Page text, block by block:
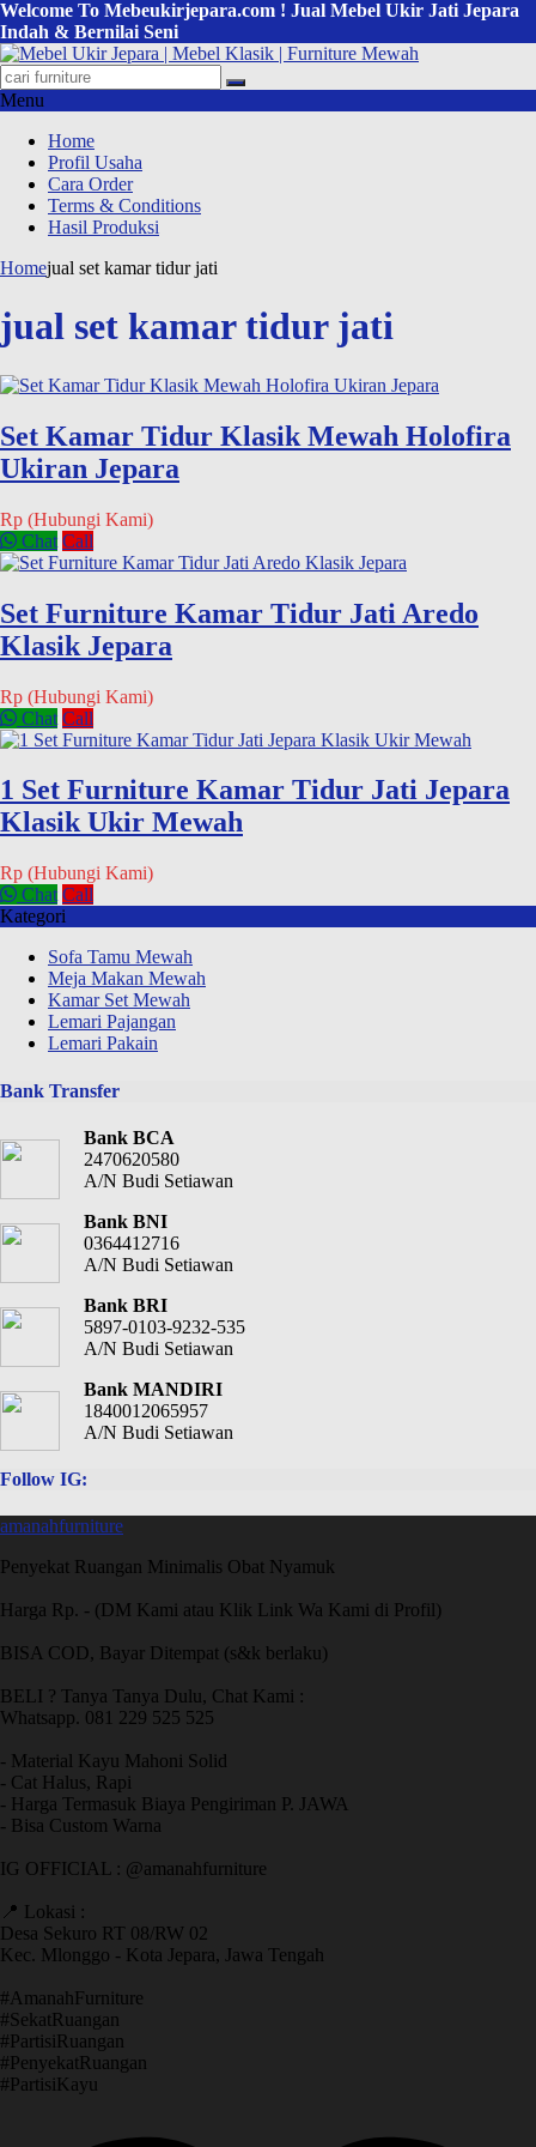
Welcome To Mebeukirjepara.com ! Jual Mebel Ukir Jati Jepara
Indah & Bernilai Seni
Menu
Home
Profil Usaha
Cara Order
Terms & Conditions
Hasil Produksi
Homejual set kamar tidur jati
jual set kamar tidur jati
Set Kamar Tidur Klasik Mewah Holofira
Ukiran Jepara
Rp (Hubungi Kami)
Chat Call
Set Furniture Kamar Tidur Jati Aredo
Klasik Jepara
Rp (Hubungi Kami)
Chat Call
1 Set Furniture Kamar Tidur Jati Jepara
Klasik Ukir Mewah
Rp (Hubungi Kami)
Chat Call
Kategori
Sofa Tamu Mewah
Meja Makan Mewah
Kamar Set Mewah
Lemari Pajangan
Lemari Pakain
Bank Transfer
Bank BCA
2470620580
A/N Budi Setiawan
Bank BNI
0364412716
A/N Budi Setiawan
Bank BRI
5897-0103-9232-535
A/N Budi Setiawan
Bank MANDIRI
1840012065957
A/N Budi Setiawan
Follow IG:
amanahfurniture
Penyekat Ruangan Minimalis Obat Nyamuk
Harga Rp. - (DM Kami atau Klik Link Wa Kami di Profil)
BISA COD, Bayar Ditempat (s&k berlaku)
BELI ? Tanya Tanya Dulu, Chat Kami :
Whatsapp. 081 229 525 525
- Material Kayu Mahoni Solid
- Cat Halus, Rapi
- Harga Termasuk Biaya Pengiriman P. JAWA
- Bisa Custom Warna
IG OFFICIAL : @amanahfurniture
📍 Lokasi :
Desa Sekuro RT 08/RW 02
Kec. Mlonggo - Kota Jepara, Jawa Tengah
​#AmanahFurniture
​#SekatRuangan
​#PartisiRuangan
​#PenyekatRuangan
​#PartisiKayu